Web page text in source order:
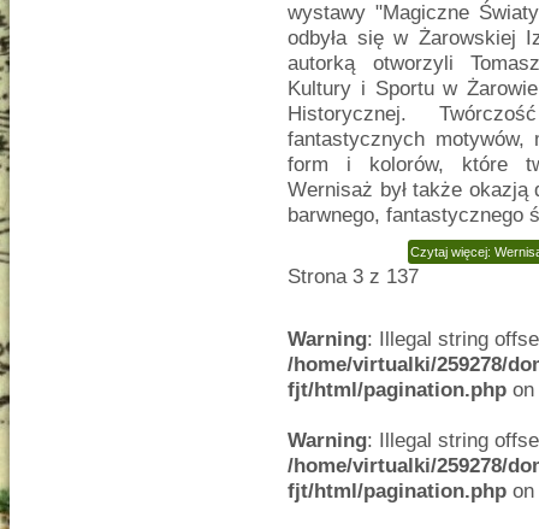
wystawy "Magiczne
odbyła się w Żarowskiej
autorką otworzyli
Kultury i Sportu w
Historycznej.
fantastycznych motywów,
form i kolorów, które
Wernisaż był także
barwnego, fantastycznego
Czytaj więcej:
Strona 3 z 137
Warning: Illegal string
/home/virtualki/259278/
fjt/html/pagination.php
Warning: Illegal string
/home/virtualki/259278/
fjt/html/pagination.php